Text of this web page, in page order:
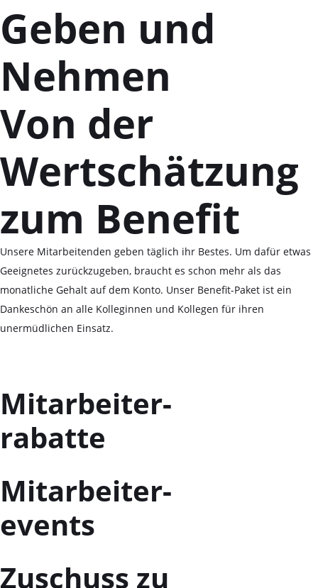
Geben und
Nehmen
Von der
Wertschätzung
zum Benefit
Unsere Mitarbeitenden geben täglich ihr Bestes. Um dafür etwas
Geeignetes zurückzugeben, braucht es schon mehr als das
monatliche Gehalt auf dem Konto. Unser Benefit-Paket ist ein
Dankeschön an alle Kolleginnen und Kollegen für ihren
unermüdlichen Einsatz.
Mitarbeiter-
rabatte
Mitarbeiter-
events
Zuschuss zu